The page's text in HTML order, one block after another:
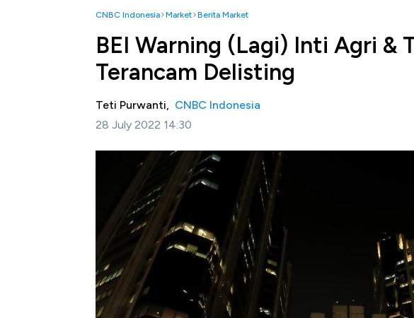
CNBC Indonesia Market Berita Market
BEI Warning (Lagi) Inti Agri &
Terancam Delisting
Teti Purwanti, CNBC Indonesia
28 July 2022 14:30